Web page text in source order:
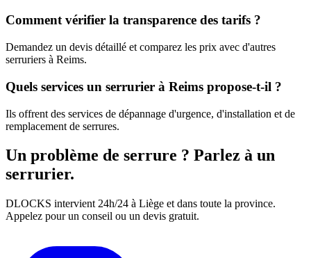
Comment vérifier la transparence des tarifs ?
Demandez un devis détaillé et comparez les prix avec d'autres
serruriers à Reims.
Quels services un serrurier à Reims propose-t-il ?
Ils offrent des services de dépannage d'urgence, d'installation et de
remplacement de serrures.
Un problème de serrure ? Parlez à un
serrurier.
DLOCKS intervient 24h/24 à Liège et dans toute la province.
Appelez pour un conseil ou un devis gratuit.